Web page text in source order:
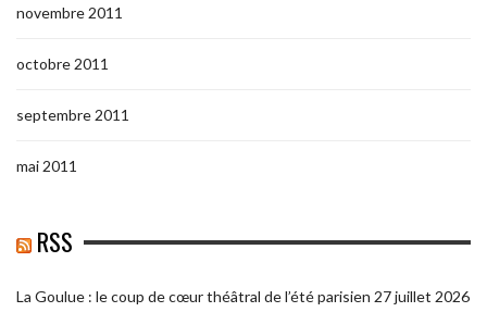
novembre 2011
octobre 2011
septembre 2011
mai 2011
RSS
La Goulue : le coup de cœur théâtral de l’été parisien 27 juillet 2026